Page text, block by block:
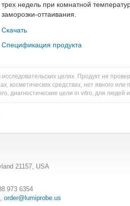
трех недель при комнатной
заморозки-оттаивания.
Скачать
Спецификация продукта
исследовательских целях. Продукт не
косметических средствах, нет явного
диагностические цели in vitro, для людей
21157, USA
973 6354
, order@lumiprobe.us